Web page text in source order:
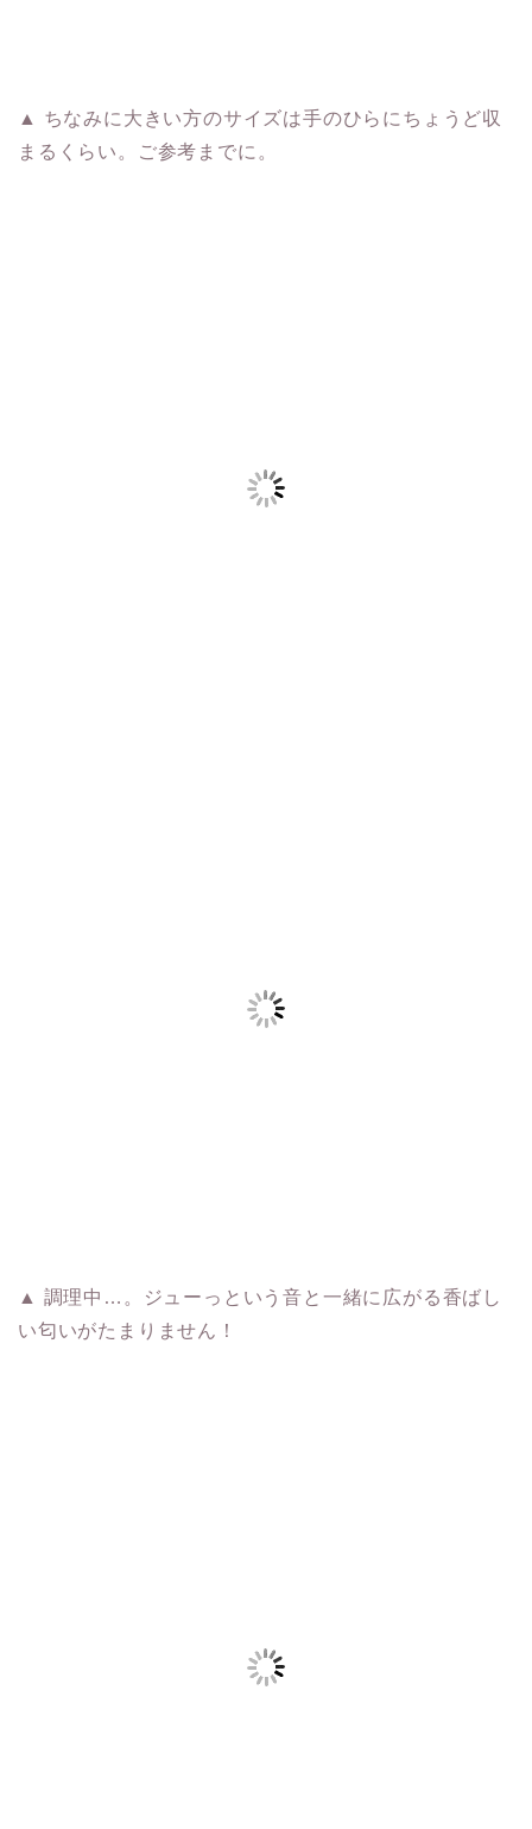
▲ ちなみに大きい方のサイズは手のひらにちょうど収
まるくらい。ご参考までに。
▲ 調理中…。ジューっという音と一緒に広がる香ばし
い匂いがたまりません！